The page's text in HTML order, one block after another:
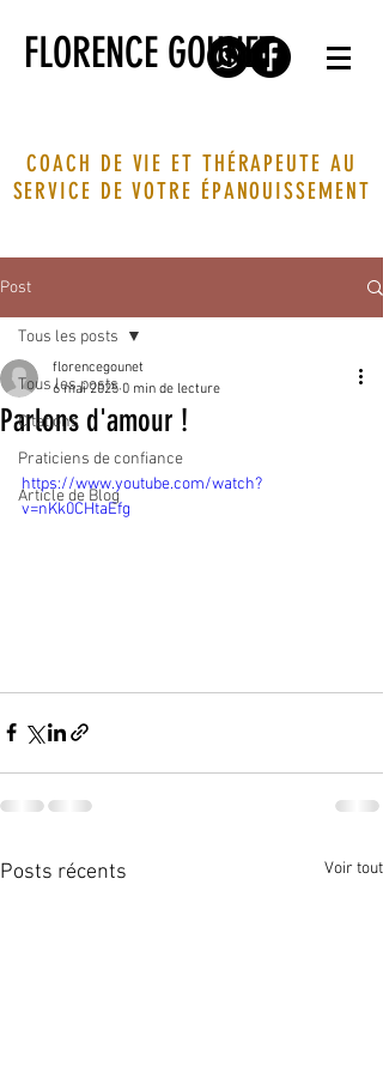
FLORENCE GOUNET
COACH DE VIE ET THÉRAPEUTE AU
SERVICE DE VOTRE ÉPANOUISSEMENT
Post
Tous les posts
Citations
Praticiens de confiance
Article de Blog
Tous les posts
Parlons d'amour !
florencegounet
6 mai 2025 0 min de lecture
https://www.youtube.com/watch?
v=nKk0CHtaEfg
Posts récents Voir tout